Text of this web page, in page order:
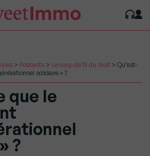
> Podcasts > Le coup de fil du droit > Qu’est-
solidaire » ?
que le
?